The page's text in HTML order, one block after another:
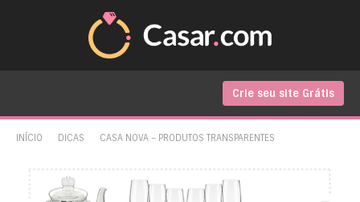
Crie seu site Grátis
INÍCIO DICAS CASA NOVA – PRODUTOS TRANSPARENTES